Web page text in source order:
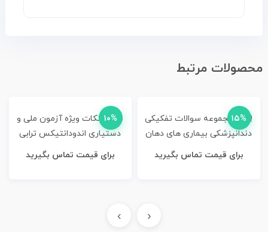
محصولات مرتبط
۱۵%DDQ مجموعه سوالات تفکیکی
دندانپزشکی بیماری های دهان
برای قیمت تماس بگیرید
۱۰% Hints نکات ویژه آزمون ملی و
دستیاری اندودانتیکس ترابی
برای قیمت تماس بگیرید
‹
›